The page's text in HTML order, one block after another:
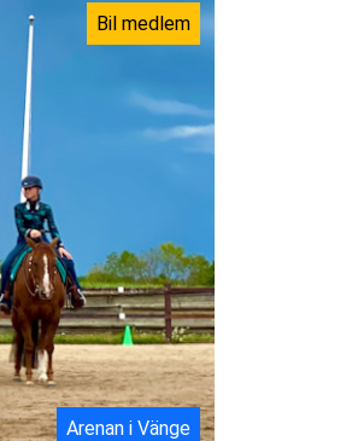
Bil medlem
Arenan i Vänge